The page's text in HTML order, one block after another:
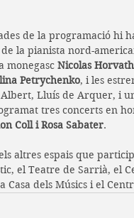
de la programació hi
de la pianista nord-
monegasc Nicolas Horvath
Petrychenko, i les
Albert, Lluís de Arquer, i
tres concerts en
Coll i Rosa Sabater.
altres espais que
el Teatre de Sarrià, el
Casa dels Músics i el